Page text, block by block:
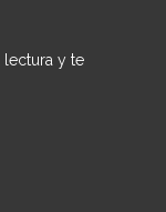
lectura y te